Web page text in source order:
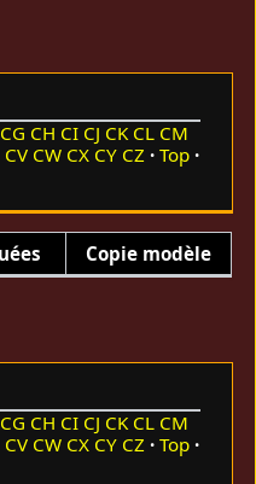
CG CH CI CJ CK CL CM
CV CW CX CY CZ
Top
Copie modèle
CG CH CI CJ CK CL CM
CV CW CX CY CZ
Top